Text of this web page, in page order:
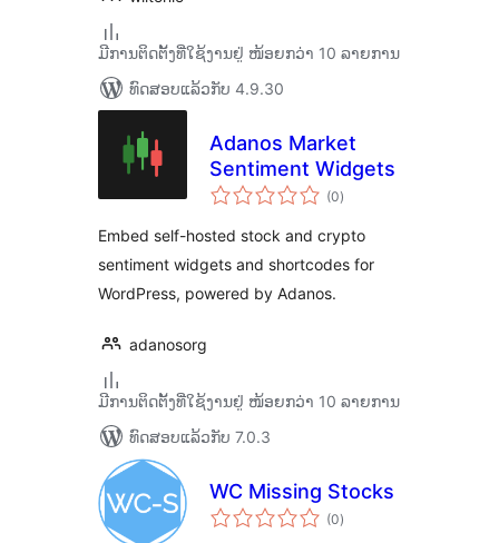
ມີການຕິດຕັ້ງທີ່ໃຊ້ງານຢູ່ ໜ້ອຍກວ່າ 10 ລາຍການ
ທົດສອບແລ້ວກັບ 4.9.30
Adanos Market
Sentiment Widgets
(0ຄະແນນ
ທັງໝົດ
)
Embed self-hosted stock and crypto
sentiment widgets and shortcodes for
WordPress, powered by Adanos.
adanosorg
ມີການຕິດຕັ້ງທີ່ໃຊ້ງານຢູ່ ໜ້ອຍກວ່າ 10 ລາຍການ
ທົດສອບແລ້ວກັບ 7.0.3
WC Missing Stocks
(0ຄະແນນ
ທັງໝົດ
)